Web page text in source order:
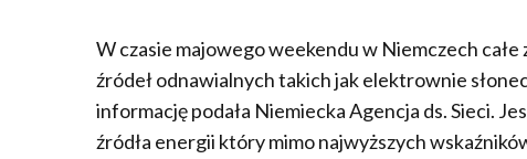
W czasie majowego weekendu w Niemczech
źródeł odnawialnych takich jak elektrownie
informację podała Niemiecka Agencja ds. Sieci.
źródła energii który mimo najwyższych